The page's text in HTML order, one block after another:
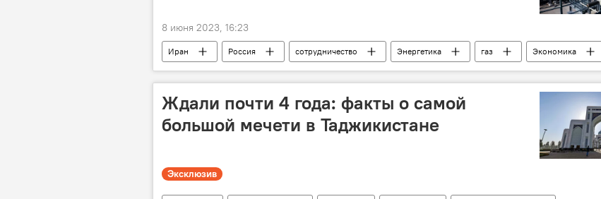
8 июня 2023, 16:23
Иран Россия сотрудничество Энергетика газ Экономика
Ждали почти 4 года: факты о самой
большой мечети в Таджикистане
Эксклюзив